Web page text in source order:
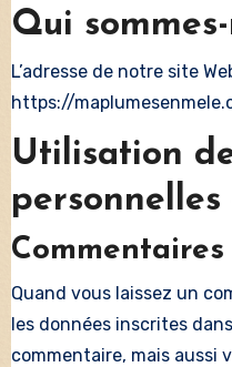
Qui
L’adresse de notre site
https://
Utilisation
personnelles
Commentaires
Quand vous laissez un
les données inscrites
commentaire, mais aussi